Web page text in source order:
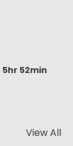
5hr 52min
View All